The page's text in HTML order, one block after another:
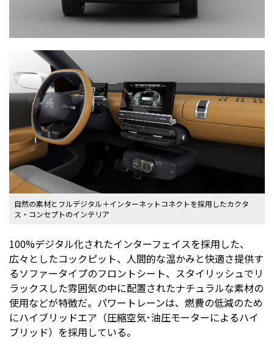
自然の素材とフルデジタル＋インターネットコネクトを採用したカクタ
ス・コンセプトのインテリア
100%デジタル化されたインターフェイスを採用した、
広々としたコックピット、人間的な温かみと快適さ提供す
るソファータイプのフロントシート、スタイリッシュでリ
ラックスした雰囲気の中に配置されたナチュラルな素材の
使用などが特徴だ。パワートレーンは、燃費の低減のため
にハイブリッドエア（圧縮空気･油圧モーターによるハイ
ブリッド）を採用している。